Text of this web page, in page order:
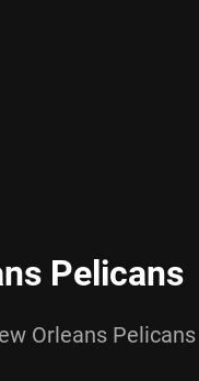
Pelicans
Orleans Pelicans